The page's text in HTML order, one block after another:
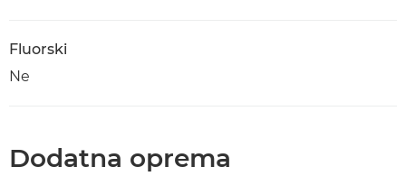
Fluorski
Ne
Dodatna oprema